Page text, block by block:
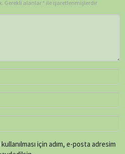
Gerekli alanlar * ile işaretlenmişlerdir
için adım, e-posta adresim